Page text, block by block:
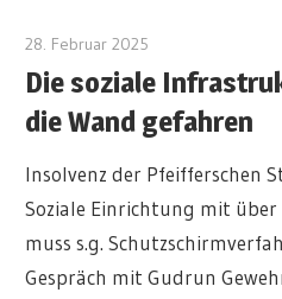
28. Februar 2025
Die soziale
die Wand gefahren
Insolvenz der Pfeifferschen
Soziale Einrichtung mit
muss s.g.
Gespräch mit Gudrun